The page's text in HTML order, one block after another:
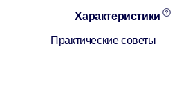
Характеристики
Практические советы